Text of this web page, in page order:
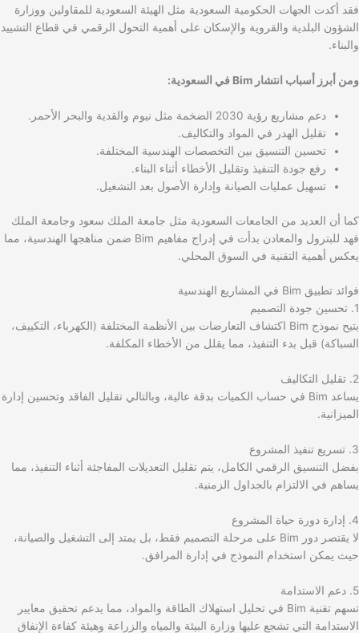
فقد أكدت الجهات الحكومية السعودية مثل الهيئة السعودية للمقاولين ووزارة
الشؤون البلدية والقروية والإسكان على أهمية التحول الرقمي في قطاع التشييد
والبناء.
ومن أبرز أسباب انتشار Bim في السعودية:
دعم مشاريع رؤية 2030 الضخمة مثل نيوم والقدية والبحر الأحمر.
تقليل الهدر في المواد والتكاليف.
تحسين التنسيق بين التخصصات الهندسية المختلفة.
رفع جودة التنفيذ وتقليل الأخطاء أثناء البناء.
تسهيل عمليات الصيانة وإدارة الأصول بعد التشغيل.
كما أن العديد من الجامعات السعودية مثل جامعة الملك سعود وجامعة الملك
فهد للبترول والمعادن بدأت في إدراج مفاهيم Bim ضمن مناهجها الهندسية، مما
يعكس أهمية التقنية في السوق المحلي.
فوائد تطبيق Bim في المشاريع الهندسية
1. تحسين جودة التصميم
يتيح نموذج Bim اكتشاف التعارضات بين الأنظمة المختلفة (الكهرباء، التكييف،
السباكة) قبل بدء التنفيذ، مما يقلل من الأخطاء المكلفة.
2. تقليل التكاليف
يساعد Bim في حساب الكميات بدقة عالية، وبالتالي تقليل الفاقد وتحسين إدارة
الميزانية.
3. تسريع تنفيذ المشروع
بفضل التنسيق الرقمي الكامل، يتم تقليل التعديلات المفاجئة أثناء التنفيذ، مما
يساهم في الالتزام بالجداول الزمنية.
4. إدارة دورة حياة المشروع
لا يقتصر دور Bim على مرحلة التصميم فقط، بل يمتد إلى التشغيل والصيانة،
حيث يمكن استخدام النموذج في إدارة المرافق.
5. دعم الاستدامة
تسهم تقنية Bim في تحليل استهلاك الطاقة والمواد، مما يدعم تحقيق معايير
الاستدامة التي تشجع عليها وزارة البيئة والمياه والزراعة وهيئة كفاءة الإنفاق